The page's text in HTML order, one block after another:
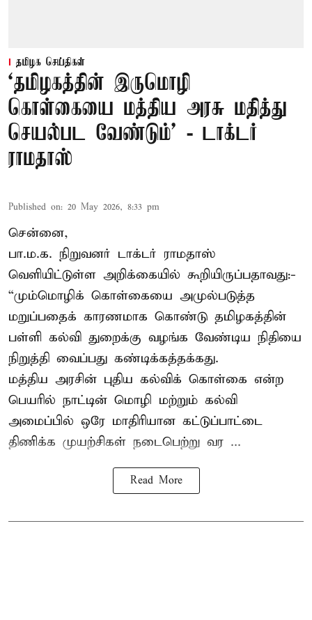
தமிழக செய்திகள்
‘தமிழகத்தின் இருமொழி
கொள்கையை மத்திய அரசு மதித்து
செயல்பட வேண்டும்’ - டாக்டர்
ராமதாஸ்
Published on: 20 May 2026, 8:33 pm
சென்னை,
பா.ம.க. நிறுவனர் டாக்டர் ராமதாஸ்
வெளியிட்டுள்ள அறிக்கையில் கூறியிருப்பதாவது:-
“மும்மொழிக் கொள்கையை அமுல்படுத்த
மறுப்பதைக் காரணமாக கொண்டு தமிழகத்தின்
பள்ளி கல்வி துறைக்கு வழங்க வேண்டிய நிதியை
நிறுத்தி வைப்பது கண்டிக்கத்தக்கது.
மத்திய அரசின் புதிய கல்விக் கொள்கை என்ற
பெயரில் நாட்டின் மொழி மற்றும் கல்வி
அமைப்பில் ஒரே மாதிரியான கட்டுப்பாட்டை
திணிக்க முயற்சிகள் நடைபெற்று வர ...
Read More